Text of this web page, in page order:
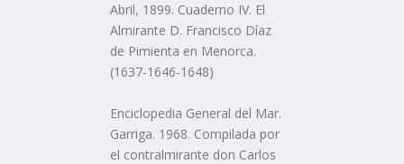
Abril, 1899. Cuaderno IV. El
Almirante D. Francisco Dí­az
de Pimienta en Menorca.
(1637-1646-1648)
Enciclopedia General del Mar.
Garriga. 1968. Compilada por
el contralmirante don Carlos